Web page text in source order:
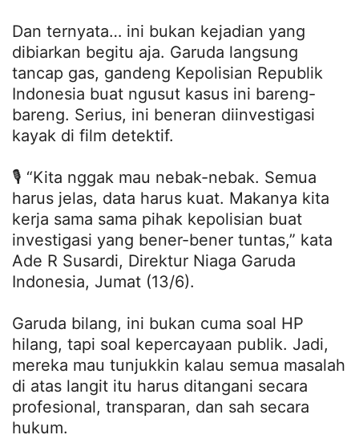
Dan ternyata… ini bukan kejadian yang
dibiarkan begitu aja. Garuda langsung
tancap gas, gandeng Kepolisian Republik
Indonesia buat ngusut kasus ini bareng-
bareng. Serius, ini beneran diinvestigasi
kayak di film detektif.
🎙️ “Kita nggak mau nebak-nebak. Semua
harus jelas, data harus kuat. Makanya kita
kerja sama sama pihak kepolisian buat
investigasi yang bener-bener tuntas,” kata
Ade R Susardi, Direktur Niaga Garuda
Indonesia, Jumat (13/6).
Garuda bilang, ini bukan cuma soal HP
hilang, tapi soal kepercayaan publik. Jadi,
mereka mau tunjukkin kalau semua masalah
di atas langit itu harus ditangani secara
profesional, transparan, dan sah secara
hukum.